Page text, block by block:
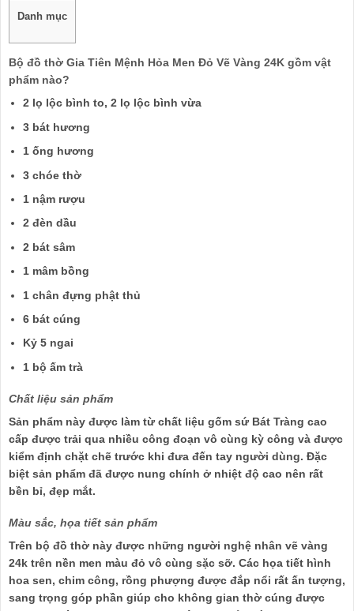
Danh mục
Bộ đồ thờ Gia Tiên Mệnh Hỏa Men Đỏ Vẽ Vàng 24K gồm vật
phẩm nào?
2 lọ lộc bình to, 2 lọ lộc bình vừa
3 bát hương
1 ống hương
3 chóe thờ
1 nậm rượu
2 đèn dầu
2 bát sâm
1 mâm bồng
1 chân đựng phật thủ
6 bát cúng
Kỷ 5 ngai
1 bộ ấm trà
Chất liệu sản phẩm
Sản phẩm này được làm từ chất liệu gốm sứ Bát Tràng cao
cấp được trải qua nhiều công đoạn vô cùng kỳ công và được
kiểm định chặt chẽ trước khi đưa đến tay người dùng. Đặc
biệt sản phẩm đã được nung chính ở nhiệt độ cao nên rất
bền bỉ, đẹp mắt.
Màu sắc, họa tiết sản phẩm
Trên bộ đồ thờ này được những người nghệ nhân vẽ vàng
24k trên nền men màu đỏ vô cùng sặc sỡ. Các họa tiết hình
hoa sen, chim công, rồng phượng được đắp nổi rất ấn tượng,
sang trọng góp phần giúp cho không gian thờ cúng được